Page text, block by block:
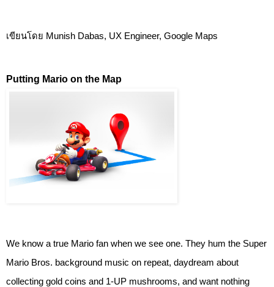
เขียนโดย Munish Dabas, UX Engineer, Google Maps
Putting Mario on the Map
We know a true Mario fan when we see one. They hum the Super
Mario Bros. background music on repeat, daydream about
collecting gold coins and 1-UP mushrooms, and want nothing